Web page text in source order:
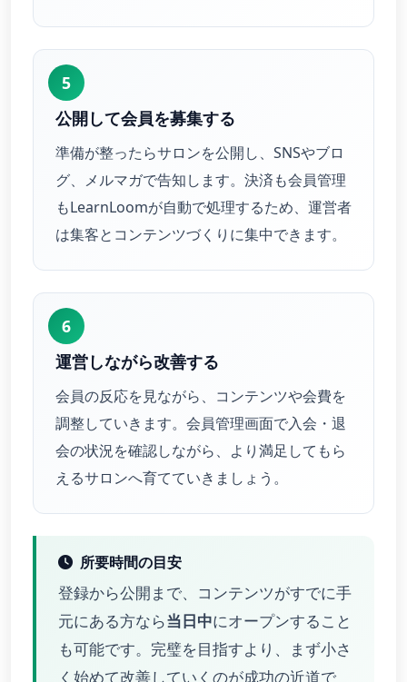
5
公開して会員を募集する
準備が整ったらサロンを公開し、SNSやブロ
グ、メルマガで告知します。決済も会員管理
もLearnLoomが自動で処理するため、運営者
は集客とコンテンツづくりに集中できます。
6
運営しながら改善する
会員の反応を見ながら、コンテンツや会費を
調整していきます。会員管理画面で入会・退
会の状況を確認しながら、より満足してもら
えるサロンへ育てていきましょう。
所要時間の目安
登録から公開まで、コンテンツがすでに手
元にある方なら当日中にオープンすること
も可能です。完璧を目指すより、まず小さ
く始めて改善していくのが成功の近道で